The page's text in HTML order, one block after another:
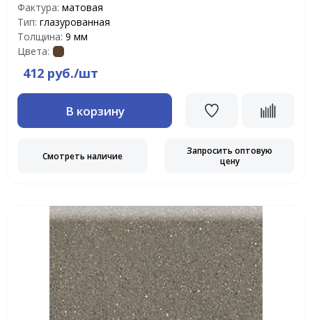
Фактура: матовая
Тип: глазурованная
Толщина: 9 мм
Цвета:
412 руб./шт
В корзину
Смотреть наличие
Запросить оптовую
цену